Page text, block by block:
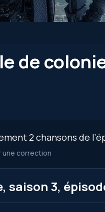
de
2 chansons de
une correction
saison 3,